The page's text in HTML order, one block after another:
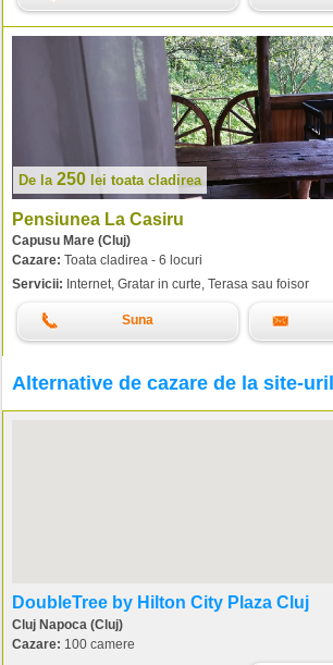
De la 250 lei toata cladirea
Pensiunea La Casiru
Capusu Mare (Cluj)
Cazare: Toata cladirea - 6 locuri
Servicii: Internet, Gratar in curte, Terasa sau foisor
Suna
Alternative de cazare de la site-
DoubleTree by Hilton City Plaza Cluj
Cluj Napoca (Cluj)
Cazare: 100 camere